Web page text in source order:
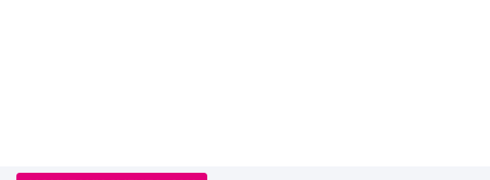
> Formations>Technologies numériques